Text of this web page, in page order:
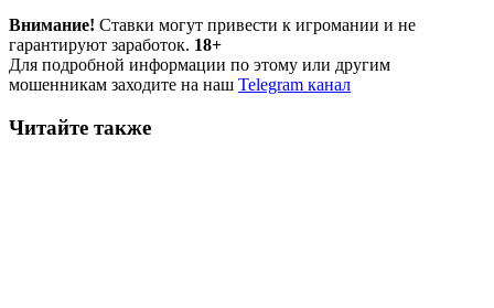
Внимание! Ставки могут привести к игромании и не
гарантируют заработок. 18+
Для подробной информации по этому или другим
мошенникам заходите на наш Telegram канал
Читайте также